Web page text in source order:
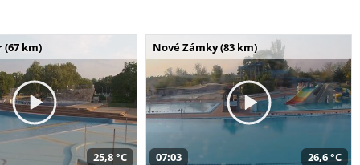
(67 km)
25,8 °C
Nové Zámky (83 km)
07:03 26,6 °C